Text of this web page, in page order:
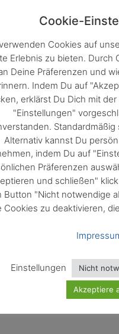
Medien GmbH. Alle
Cookie-
Cookies auf
Erlebnis zu bieten. Durch
Deine Präferenzen und
Indem Du auf
erklärst Du Dich mit
"Einstellungen"
Alternativ kannst Du
indem Du auf
Präferenzen
und schließen"
Button "Nicht notwendige
Cookies zu deaktivieren,
Einstellungen Nicht
Akzeptiere